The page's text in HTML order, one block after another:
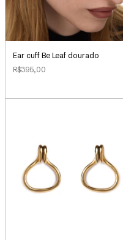
Ear cuff Be Leaf dourado
R$395,00